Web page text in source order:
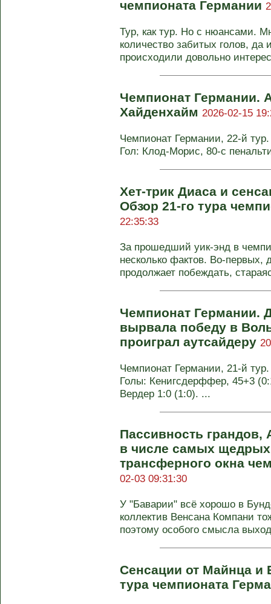
чемпионата Германии
Тур, как тур. Но с нюансами.
количество забитых голов, да
происходили довольно
Чемпионат Германии.
Хайденхайм 2026-02-15
Чемпионат Германии, 22-й
Гол: Клод-Морис, 80-с
Хет-трик Диаса и
Обзор 21-го тура
22:35:33
За прошедший уик-энд в
несколько фактов. Во-первых,
продолжает побеждать,
Чемпионат Германии.
вырвала победу в
проиграл аутсайдеру
Чемпионат Германии, 21-й
Голы: Кенигсдерффер, 45+3
Вердер 1:0 (1:0). ...
Пассивность грандов,
в числе самых
трансферного окна
02-03 09:31:30
У "Баварии" всё хорошо в
коллектив Венсана Компани
поэтому особого смысла
Сенсации от Майнца и
тура чемпионата